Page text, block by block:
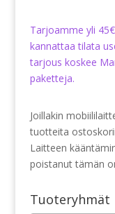
Tarjoamme yli
kannattaa tilata
tarjous koskee
paketteja.
Joillakin
tuotteita
Laitteen
poistanut tämän
Tuoteryhmät